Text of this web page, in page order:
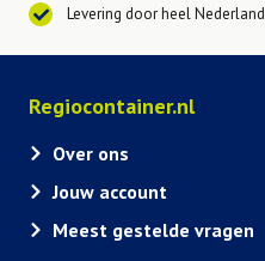
Levering door heel Nederland
Regiocontainer.nl
Over ons
Jouw account
Meest gestelde vragen